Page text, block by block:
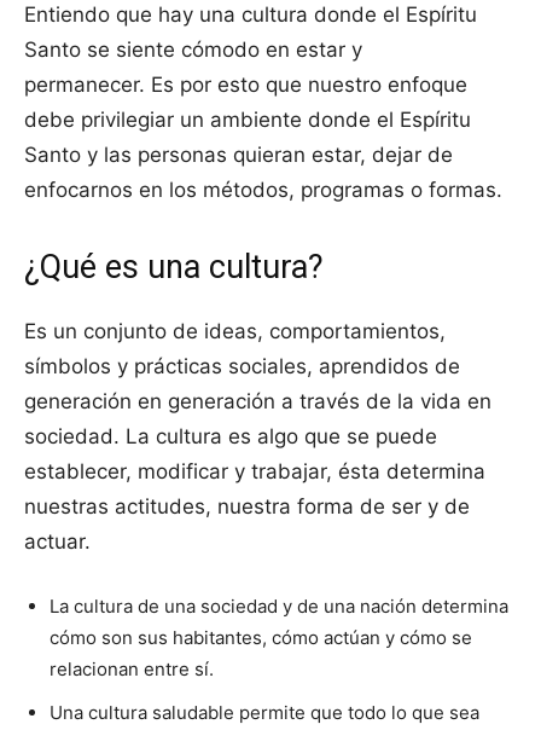
Entiendo que hay una cultura donde el Espíritu
Santo se siente cómodo en estar y
permanecer. Es por esto que nuestro enfoque
debe privilegiar un ambiente donde el Espíritu
Santo y las personas quieran estar, dejar de
enfocarnos en los métodos, programas o formas.
¿Qué es una cultura?
Es un conjunto de ideas, comportamientos,
símbolos y prácticas sociales, aprendidos de
generación en generación a través de la vida en
sociedad. La cultura es algo que se puede
establecer, modificar y trabajar, ésta determina
nuestras actitudes, nuestra forma de ser y de
actuar.
La cultura de una sociedad y de una nación determina
cómo son sus habitantes, cómo actúan y cómo se
relacionan entre sí.
Una cultura saludable permite que todo lo que sea